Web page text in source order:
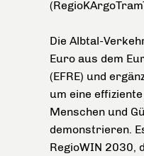
Die Albtal-
Euro aus dem
(EFRE) und
um eine
Menschen und
demonstrieren.
RegioWIN 2030,